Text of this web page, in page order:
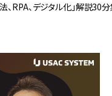
、RPA、デジタル化」解説30